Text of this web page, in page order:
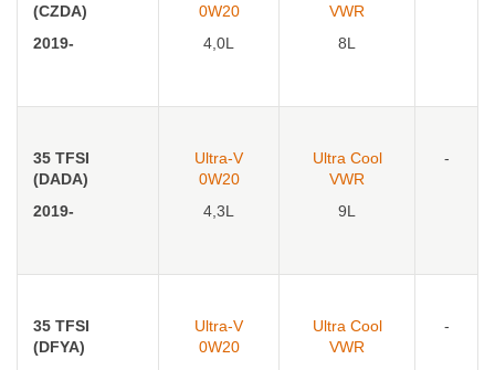
(CZDA)
2019-
0W20
4,0L
VWR
8L
35 TFSI
(DADA)
2019-
Ultra-V
0W20
4,3L
Ultra Cool
VWR
9L
-
35 TFSI
(DFYA)
Ultra-V
0W20
Ultra Cool
VWR
-